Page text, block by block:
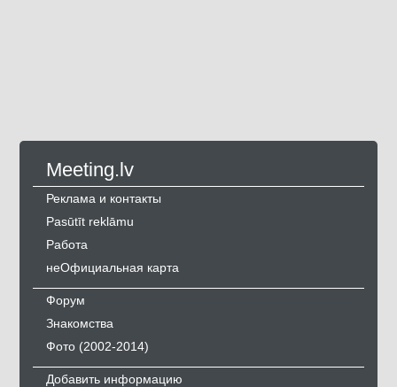
Meeting.lv
Реклама и контакты
Pasūtīt reklāmu
Работа
неОфициальная карта
Форум
Знакомства
Фото (2002-2014)
Добавить информацию